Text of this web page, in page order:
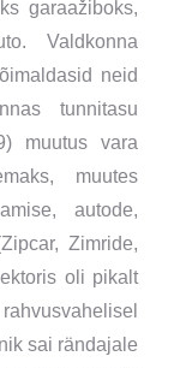
garaažiboks,
Valdkonna
neid
tunnitasu
muutus vara
muutes
autode,
Zimride,
oli pikalt
sai rändajale